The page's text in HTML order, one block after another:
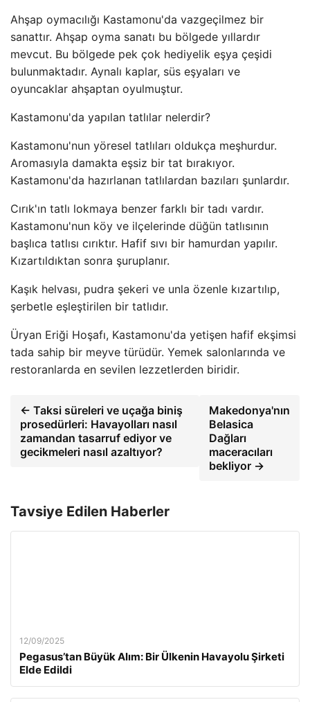
Ahşap oymacılığı Kastamonu'da vazgeçilmez bir
sanattır. Ahşap oyma sanatı bu bölgede yıllardır
mevcut. Bu bölgede pek çok hediyelik eşya çeşidi
bulunmaktadır. Aynalı kaplar, süs eşyaları ve
oyuncaklar ahşaptan oyulmuştur.
Kastamonu'da yapılan tatlılar nelerdir?
Kastamonu'nun yöresel tatlıları oldukça meşhurdur.
Aromasıyla damakta eşsiz bir tat bırakıyor.
Kastamonu'da hazırlanan tatlılardan bazıları şunlardır.
Cırık'ın tatlı lokmaya benzer farklı bir tadı vardır.
Kastamonu'nun köy ve ilçelerinde düğün tatlısının
başlıca tatlısı cırıktır. Hafif sıvı bir hamurdan yapılır.
Kızartıldıktan sonra şuruplanır.
Kaşık helvası, pudra şekeri ve unla özenle kızartılıp,
şerbetle eşleştirilen bir tatlıdır.
Üryan Eriği Hoşafı, Kastamonu'da yetişen hafif ekşimsi
tada sahip bir meyve türüdür. Yemek salonlarında ve
restoranlarda en sevilen lezzetlerden biridir.
← Taksi süreleri ve uçağa biniş
prosedürleri: Havayolları nasıl
zamandan tasarruf ediyor ve
gecikmeleri nasıl azaltıyor?
Makedonya'nın
Belasica
Dağları
maceracıları
bekliyor →
Tavsiye Edilen Haberler
12/09/2025
Pegasus’tan Büyük Alım: Bir Ülkenin Havayolu Şirketi
Elde Edildi